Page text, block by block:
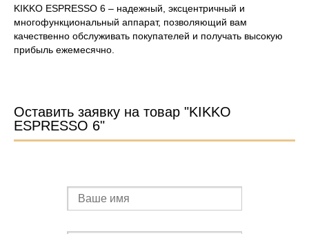
KIKKO ESPRESSO 6 – надежный, эксцентричный и
многофункциональный аппарат, позволяющий вам
качественно обслуживать покупателей и получать высокую
прибыль ежемесячно.
Оставить заявку на товар "KIKKO
ESPRESSO 6"